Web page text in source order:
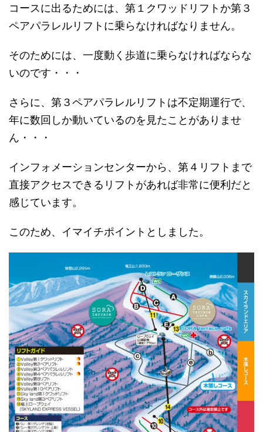
コースに出るためには、第１クワッドリフトか第３
ペアパラレルリフトに乗らなければなりません。
そのためには、一度動く歩道に乗らなければならな
いのです・・・
さらに、第３ペアパラレルリフトは不定期運行で、
年に数回しか動いているのを見たことがありませ
ん・・・
インフォメーションセンターから、第４リフトまで
直接アクセスできるリフトがあれば非常に便利だと
感じています。
このため、イマイチポイントとしました。